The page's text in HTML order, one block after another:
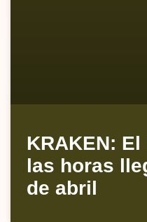
KRAKEN:
las horas
de abril